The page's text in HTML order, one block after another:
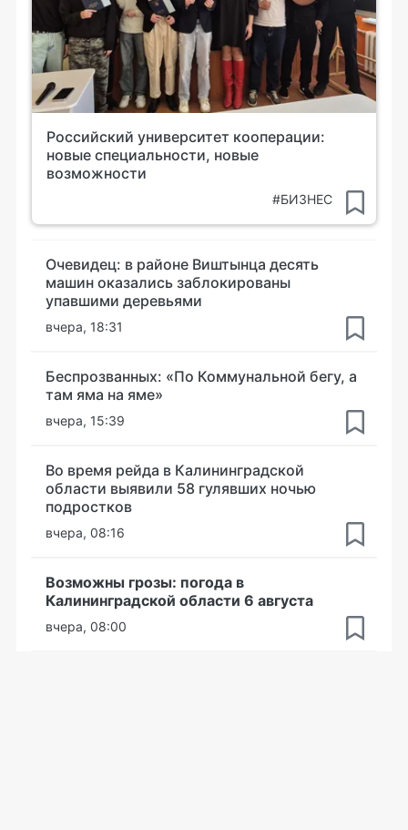
Российский университет кооперации:
новые специальности, новые
возможности
#БИЗНЕС
Очевидец: в районе Виштынца десять
машин оказались заблокированы
упавшими деревьями
вчера, 18:31
Беспрозванных: «По Коммунальной бегу, а
там яма на яме»
вчера, 15:39
Во время рейда в Калининградской
области выявили 58 гулявших ночью
подростков
вчера, 08:16
Возможны грозы: погода в
Калининградской области 6 августа
вчера, 08:00